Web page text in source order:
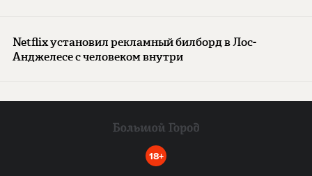
Netflix установил рекламный билборд в Лос-
Анджелесе с человеком внутри
18+